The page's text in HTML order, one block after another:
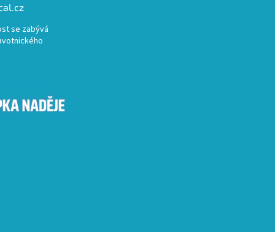
se zabývá